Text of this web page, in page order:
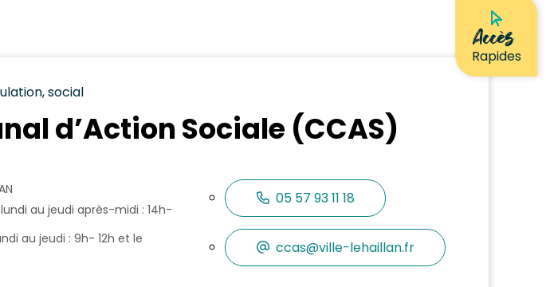
Accès
Rapides
social
d’Action Sociale (CCAS)
au jeudi après-midi : 14h-
au jeudi : 9h- 12h et le
05 57 93 11 18
ccas@ville-lehaillan.fr